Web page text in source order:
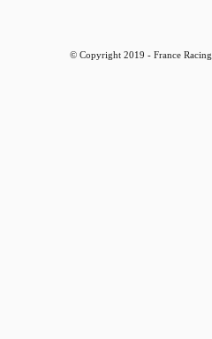
© Copyright 2019 - France Racing